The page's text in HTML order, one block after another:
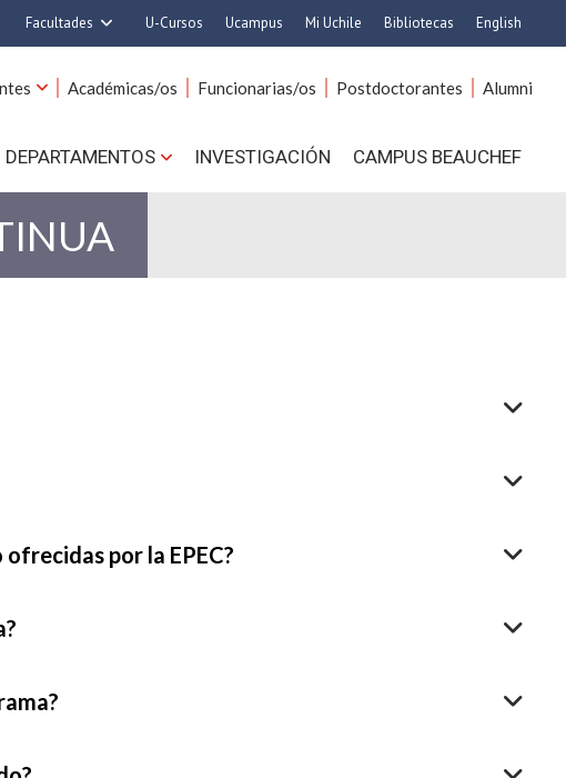
Facultades
Ciencias
Cs. Agronómicas
Derecho
Filosofía y Humanidades
U-Cursos Ucampus Mi Uchile Bibliotecas English
Académicas/os Funcionarias/os Postdoctorantes Alumni
DEPARTAMENTOS INVESTIGACIÓN CAMPUS BEAUCHEF
por la EPEC?